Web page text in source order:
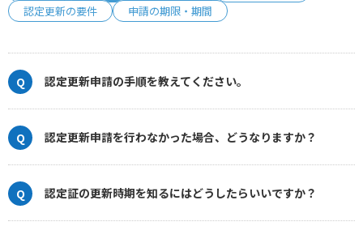
認定更新の要件
申請の期限・期間
認定更新申請の手順を教えてください。
認定更新申請を行わなかった場合、どうなりますか？
認定証の更新時期を知るにはどうしたらいいですか？